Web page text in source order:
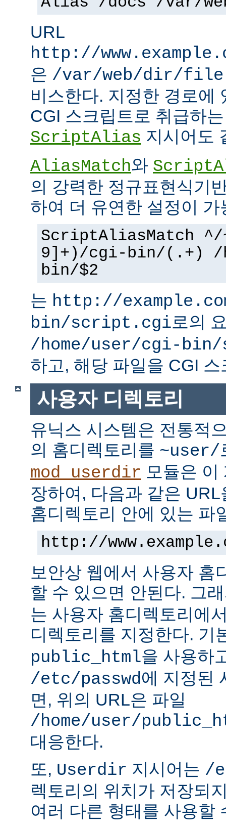
URL
http://
은 /var/web/dir/
비스한다. 지정한 경로에
CGI 스크립트로 취급하
ScriptAlias 지시어도
AliasMatch와
의 강력한 정규표현식기
하여 더 유연한 설정이
ScriptAliasMatch
9]+)/cgi-bin/(.+) /
bin/$2
는 http://
bin/script.cgi로의
/home/user/cgi-
하고, 해당 파일을 CGI
사용자 디렉토리
유닉스 시스템은 전통적
의 홈디렉토리를 ~user/
mod_userdir 모듈은
장하여, 다음과 같은
홈디렉토리 안에 있는 파
http://
보안상 웹에서 사용자 홈
할 수 있으면 안된다. 그
는 사용자 홈디렉토리에
디렉토리를 지정한다. 기
public_html을 사용하
/etc/passwd에 지정된
면, 위의 URL은 파일
/home/user/
대응한다.
또, Userdir 지시어는 /
렉토리의 위치가 저장되
여러 다른 형태를 사용할